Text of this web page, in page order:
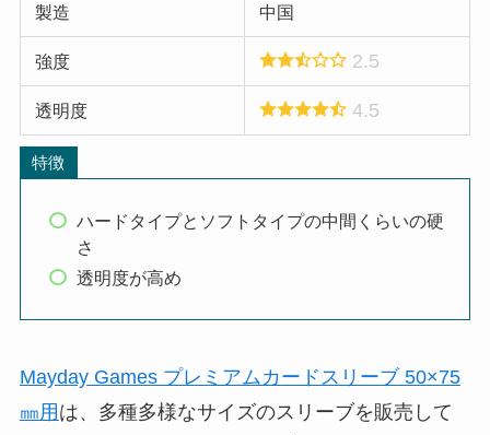
製造 中国
強度 2.5
透明度 4.5
特徴
ハードタイプとソフトタイプの中間くらいの硬
さ
透明度が高め
Mayday Games プレミアムカードスリーブ 50×75
㎜用 は、多種多様なサイズのスリーブを販売して